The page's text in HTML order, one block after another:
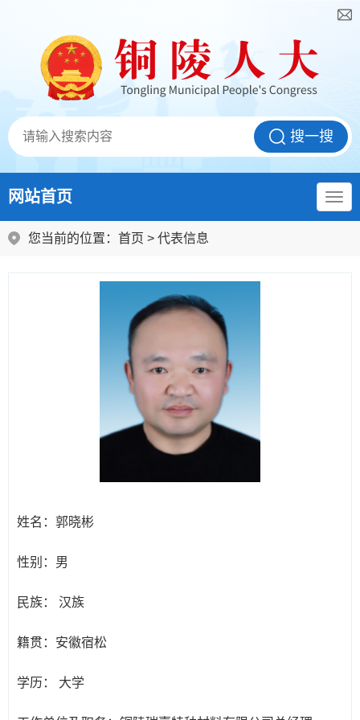
网站首页
您当前的位置： 首页 > 代表信息
姓名： 郭晓彬
性别： 男
民族： 汉族
籍贯： 安徽宿松
学历： 大学